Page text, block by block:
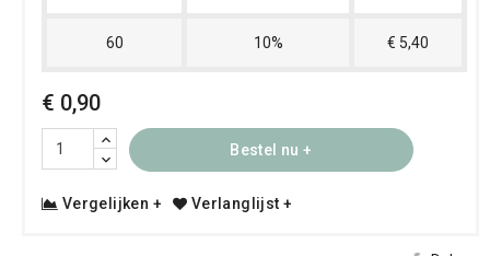
60 10% € 5,40
€ 0,90
Bestel nu +
Vergelijken + Verlanglijst +